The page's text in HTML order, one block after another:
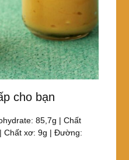
cho bạn
85,7g | Chất
Chất xơ: 9g | Đường: